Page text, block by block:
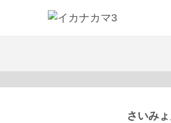
さいみ